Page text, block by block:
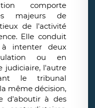
comporte
majeurs de
de l'activité
Elle conduit
intenter deux
ou en
judiciaire, l'autre
le tribunal
même décision,
d'aboutir à des